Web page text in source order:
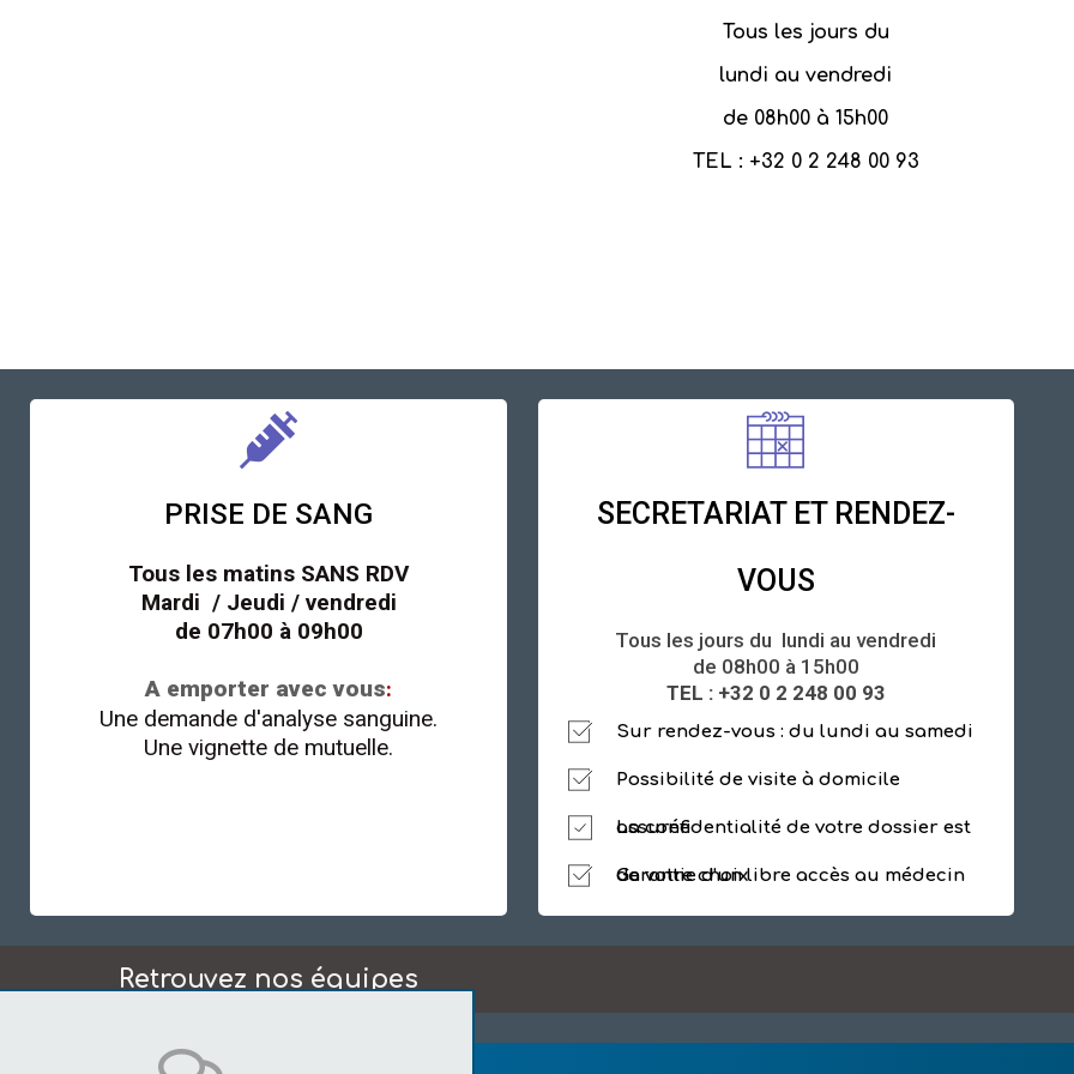
Tous les jours du
lundi au vendredi
de 08h00 à 15h00
TEL : +32 0 2 248 00 93
PRISE DE SANG
Tous les matins SANS RDV
Mardi / Jeudi / vendredi
de 07h00 à 09h00
A emporter avec vous:
Une demande d'analyse sanguine.
Une vignette de mutuelle.
SECRETARIAT ET RENDEZ-
VOUS
Tous les jours du lundi au vendredi
de 08h00 à 15h00
TEL : +32 0 2 248 00 93
Sur rendez-vous : du lundi au samedi
Possibilité de visite à domicile
La confidentialité de votre dossier est assurée
Garantie d'un libre accès au médecin de votre choix
Retrouvez nos équipes